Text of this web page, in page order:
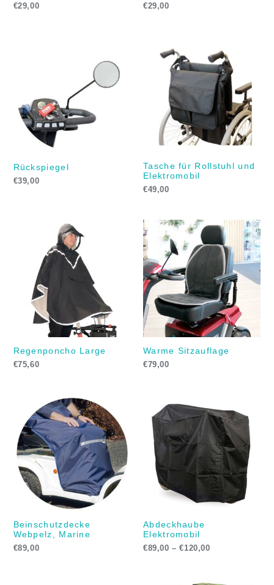
€29,00 €29,00
Rückspiegel
€39,00
Tasche für Rollstuhl und
Elektromobil
€49,00
Regenponcho Large
€75,60
Warme Sitzauflage
€79,00
Beinschutzdecke
Webpelz, Marine
€89,00
Abdeckhaube
Elektromobil
€89,00 –€120,00
€89,00
bis
€120,00